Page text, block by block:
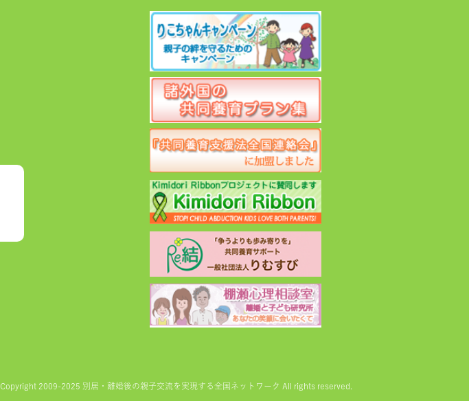
2009-2025 別居・離婚後の親子交流を実現する全国ネットワーク All rights reserved.